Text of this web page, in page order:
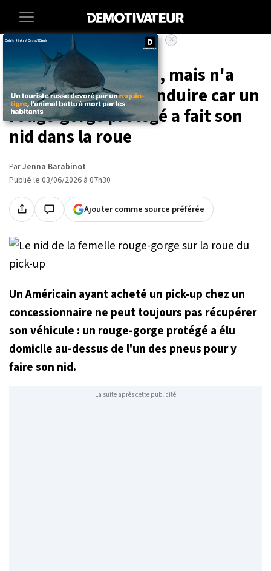
Animaux
Il achète un camion, mais n'a
pas le droit de le conduire car un
rouge-gorge protégé a fait son
nid dans la roue
ParJenna Barabinot
Publié le 03/06/2026 à 07h30
Ajouter comme source préférée
Un Américain ayant acheté un pick-up chez un
concessionnaire ne peut toujours pas récupérer
son véhicule : un rouge-gorge protégé a élu
domicile au-dessus de l'un des pneus pour y
faire son nid.
La suite après cette publicité
×